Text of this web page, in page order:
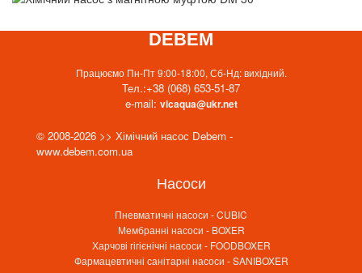
DEBEM
Працюємо Пн-Пт 9:00-18:00, Сб-Нд: вихідний.
Тел.:+38 (068) 653-51-87
e-mail: vicaqua@ukr.net
© 2008-2026 >> Хімічний насос Debem -
www.debem.com.ua
Насоси
Пневматичні насоси - CUBIC
Мембранні насоси - BOXER
Харчові гігієнічні насоси - FOODBOXER
Фармацевтичні санітарні насоси - SANIBOXER